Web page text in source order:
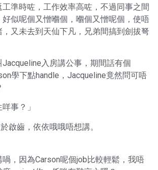
準時咗，工作效率高咗，不過同事之間
似呢個又憎嗰個，嗰個又憎呢個，使唔
又未去到天仙下凡，兄弟間搞到劍拔弩
入房講公事，期間話有個
學下點handle，Jacqueline竟然問可唔
事？」
啟齒，依依哦哦唔想講。
，因為Carson呢個job比較輕鬆，我唔